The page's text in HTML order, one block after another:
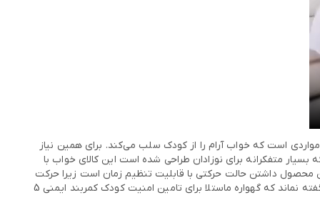
است که خواب آرام را از کودک سلب می‌کند. برای همین نیاز
برقی نوزاد ماستلا مدل 8106 از آن دسته از کالاهای خوابی است که بسیار متفکرانه برای نوزادان طراحی شده است این کالای خواب با
ظرفیتی که این کالا می‌تواند تحمل کند تا 18 کیلوگرم است. از مزیت‌های این محصول داشتن حالت حرکتی با قابلیت تنظیم زمان است زیرا حرکت
آرام کودک در زمان خواب باعث شده تا فرزند ما خواب عمیق‌تری داشته باشد. این محصول 15 موزیک به همراه قابلیت ورودی USB و بلوتوث است. ناگفته نماند که گهواره ماستلا برای تامین امنیت کودک کمربند ایمنی 5